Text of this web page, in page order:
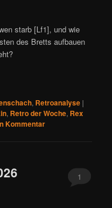
starb [Lf1], und wie
des Bretts aufbauen
, Retroanalyse |
, Retro der Woche, Rex
Kommentar
1